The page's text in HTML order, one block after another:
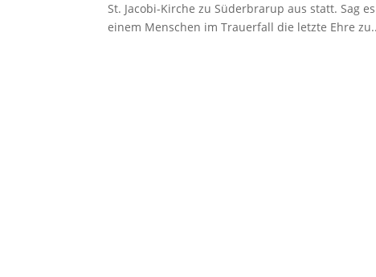
St. Jacobi-Kirche zu Süderbrarup aus statt. Sag
einem Menschen im Trauerfall die letzte Ehre